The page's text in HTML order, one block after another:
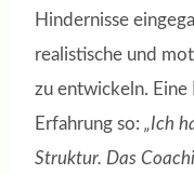
Hindernisse
realistische und
zu entwickeln.
Erfahrung so: „Ich
Struktur. Das